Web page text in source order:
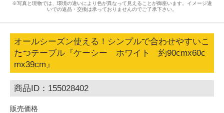
※写真と現物では、環境の違いにより色が異なって見えることが御座います。イメージ違
いでの返品・交換は承っておりませんのでご了承下さい。
オールシーズン使える！シンプルで合わせやすいこ
たつテーブル『ケーシー ホワイト 約90cmx60c
mx39cm』
商品ID：155028402
販売価格